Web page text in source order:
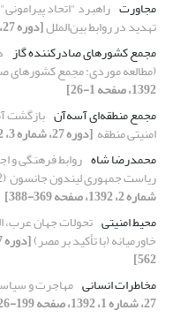
مجاورت راهبرد "اتحاد
تهدید در روابط بین‌الملل[دوره 27، شماره 1، 1392، صفحه 175-198]
مجمع کشورهای صادرکننده گاز
‏(مطالعه موردی: مجمع کشورهای
1392، صفحه 1-26]
مجمع منطقه‌ای آسه‌آن بازگشت
امنیتی منطقه ‏ [دوره 27، شماره 3، 1392، صفحه 769-794]
محمدرضا شاه روابط فرهنگی و
‏ریاست جمهوری لیندون جانسون ‏ (48-1342ش/69-1963م)‏
شماره 2، 1392، صفحه 369-388]
محیط امنیتی تحولات جهان عرب،
‏خاورمیانه (با تأکید بر مصر)‏
562]
مخاطرات انسانی مهاجرت و
27، شماره 1، 1392، صفحه 199-226]